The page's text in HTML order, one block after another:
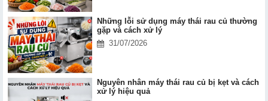
Những lỗi sử dụng máy thái rau củ thường
gặp và cách xử lý
31/07/2026
Nguyên nhân máy thái rau củ bị kẹt và cách
xử lý hiệu quả